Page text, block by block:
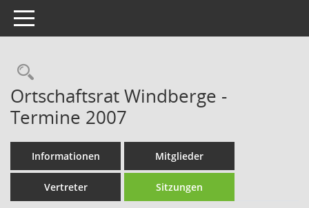
Toggle navigation
Rechercheauswahl
Ortschaftsrat Windberge -
Termine 2007
Informationen Mitglieder
Vertreter Sitzungen